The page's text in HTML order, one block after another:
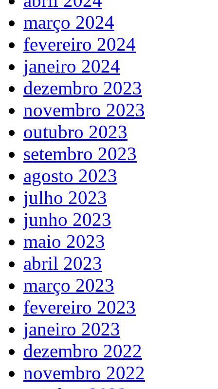
março 2024
fevereiro 2024
janeiro 2024
dezembro 2023
novembro 2023
outubro 2023
setembro 2023
agosto 2023
julho 2023
junho 2023
maio 2023
abril 2023
março 2023
fevereiro 2023
janeiro 2023
dezembro 2022
novembro 2022